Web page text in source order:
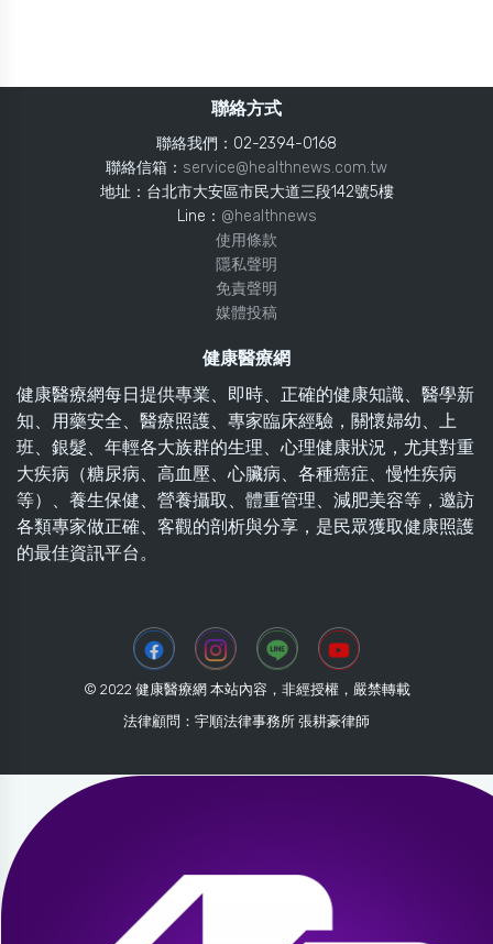
聯絡方式
聯絡我們：02-2394-0168
聯絡信箱： service@healthnews.com.tw
地址：台北市大安區市民大道三段142號5樓
Line： @healthnews
使用條款
隱私聲明
免責聲明
媒體投稿
健康醫療網
健康醫療網每日提供專業、即時、正確的健康知識、醫學新
知、用藥安全、醫療照護、專家臨床經驗，關懷婦幼、上
班、銀髮、年輕各大族群的生理、心理健康狀況，尤其對重
大疾病（糖尿病、高血壓、心臟病、各種癌症、慢性疾病
等）、養生保健、營養攝取、體重管理、減肥美容等，邀訪
各類專家做正確、客觀的剖析與分享，是民眾獲取健康照護
的最佳資訊平台。
© 2022 健康醫療網 本站內容，非經授權，嚴禁轉載
法律顧問：宇順法律事務所 張耕豪律師